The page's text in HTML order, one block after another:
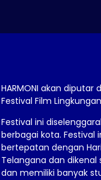
HARMONI akan diputar
Festival Film
Festival ini
berbagai kota.
bertepatan dengan
Telangana dan
dan memiliki banyak